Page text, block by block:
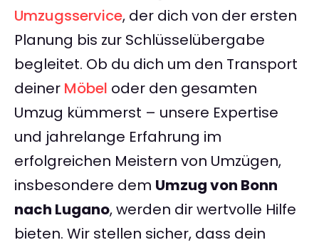
Umzugsservice, der dich von der ersten
Planung bis zur Schlüsselübergabe
begleitet. Ob du dich um den Transport
deiner Möbel oder den gesamten
Umzug kümmerst – unsere Expertise
und jahrelange Erfahrung im
erfolgreichen Meistern von Umzügen,
insbesondere dem Umzug von Bonn
nach Lugano, werden dir wertvolle Hilfe
bieten. Wir stellen sicher, dass dein